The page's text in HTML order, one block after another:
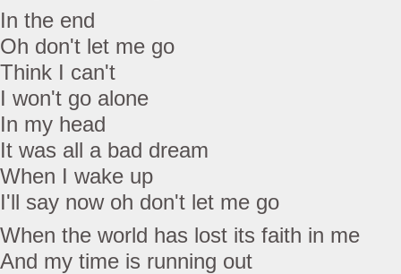
In the end
Oh don't let me go
Think I can't
I won't go alone
In my head
It was all a bad dream
When I wake up
I'll say now oh don't let me go
When the world has lost its faith in me
And my time is running out